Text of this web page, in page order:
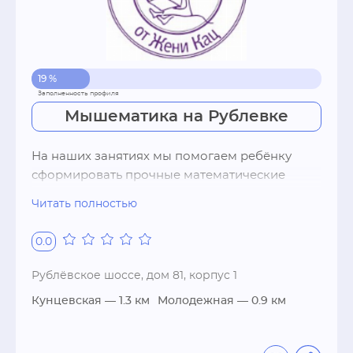
удовольствие. И при этом осваивают и
усваивают базовые математические понятия
и навыки: количества и операции с ними,
геометрические фигуры и соотношения форм
и объемов, условность числа, связь числа и
цифры и разницу между ними...
19 %
Мышематика на Рублевке
На наших занятиях мы помогаем ребёнку
сформировать прочные математические
играми и головоломками. У нас занятия не за
партами, и мы стараемся осваивать
математику на ходу, бегу и вприпрыжку. С
интересно!
Читать полностью
0.0
Рублёвское шоссе, дом 81, корпус 1
Кунцевская — 1.3 км Молодежная — 0.9 км